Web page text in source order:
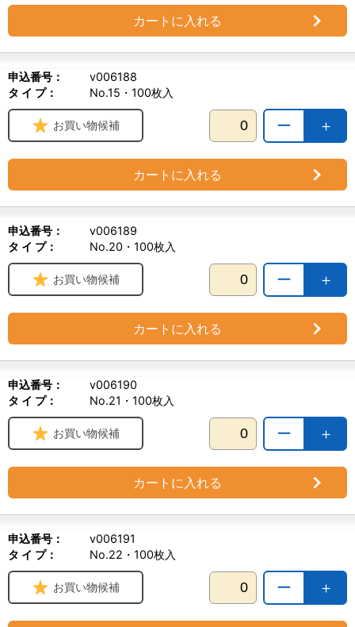
カートに入れる
申込番号：
v006188
タ イ プ：
No.15・100枚入
＋
ー
お買い物候補
カートに入れる
申込番号：
v006189
タ イ プ：
No.20・100枚入
＋
ー
お買い物候補
カートに入れる
申込番号：
v006190
タ イ プ：
No.21・100枚入
＋
ー
お買い物候補
カートに入れる
申込番号：
v006191
タ イ プ：
No.22・100枚入
＋
ー
お買い物候補